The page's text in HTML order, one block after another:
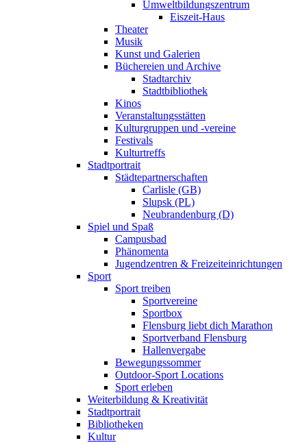
Umweltbildungszentrum
Eiszeit-Haus
Theater
Musik
Kunst und Galerien
Büchereien und Archive
Stadtarchiv
Stadtbibliothek
Kinos
Veranstaltungsstätten
Kulturgruppen und -vereine
Festivals
Kulturtreffs
Stadtportrait
Städtepartnerschaften
Carlisle (GB)
Slupsk (PL)
Neubrandenburg (D)
Spiel und Spaß
Campusbad
Phänomenta
Jugendzentren & Freizeiteinrichtungen
Sport
Sport treiben
Sportvereine
Sportbox
Flensburg liebt dich Marathon
Sportverband Flensburg
Hallenvergabe
Bewegungssommer
Outdoor-Sport Locations
Sport erleben
Weiterbildung & Kreativität
Stadtportrait
Bibliotheken
Kultur